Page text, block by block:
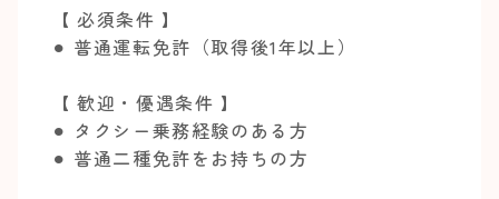
【 必須条件 】
⚫︎ 普通運転免許（取得後1年以上）
【 歓迎・優遇条件 】
⚫︎ タクシー乗務経験のある方
⚫︎ 普通二種免許をお持ちの方